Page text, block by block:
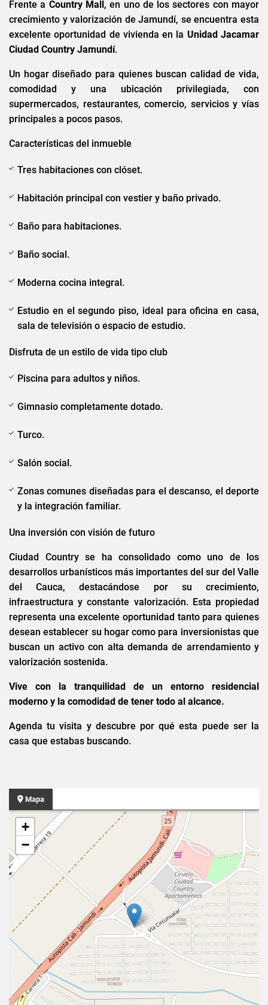
Frente a Country Mall, en uno de los sectores con mayor
crecimiento y valorización de Jamundí, se encuentra esta
excelente oportunidad de vivienda en la Unidad Jacamar
Ciudad Country Jamundí.
Un hogar diseñado para quienes buscan calidad de vida,
comodidad y una ubicación privilegiada, con
supermercados, restaurantes, comercio, servicios y vías
principales a pocos pasos.
Características del inmueble
Tres habitaciones con clóset.
Habitación principal con vestier y baño privado.
Baño para habitaciones.
Baño social.
Moderna cocina integral.
Estudio en el segundo piso, ideal para oficina en casa,
sala de televisión o espacio de estudio.
Disfruta de un estilo de vida tipo club
Piscina para adultos y niños.
Gimnasio completamente dotado.
Turco.
Salón social.
Zonas comunes diseñadas para el descanso, el deporte
y la integración familiar.
Una inversión con visión de futuro
Ciudad Country se ha consolidado como uno de los
desarrollos urbanísticos más importantes del sur del Valle
del Cauca, destacándose por su crecimiento,
infraestructura y constante valorización. Esta propiedad
representa una excelente oportunidad tanto para quienes
desean establecer su hogar como para inversionistas que
buscan un activo con alta demanda de arrendamiento y
valorización sostenida.
Vive con la tranquilidad de un entorno residencial
moderno y la comodidad de tener todo al alcance.
Agenda tu visita y descubre por qué esta puede ser la
casa que estabas buscando.
Mapa
+
−